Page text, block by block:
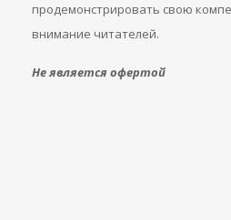
продемонстрировать свою
внимание читателей.
Не является офертой